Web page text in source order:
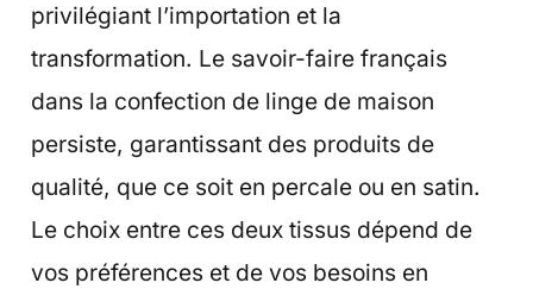
privilégiant l’importation et la
transformation. Le savoir-faire français
dans la confection de linge de maison
persiste, garantissant des produits de
qualité, que ce soit en percale ou en satin.
Le choix entre ces deux tissus dépend de
vos préférences et de vos besoins en